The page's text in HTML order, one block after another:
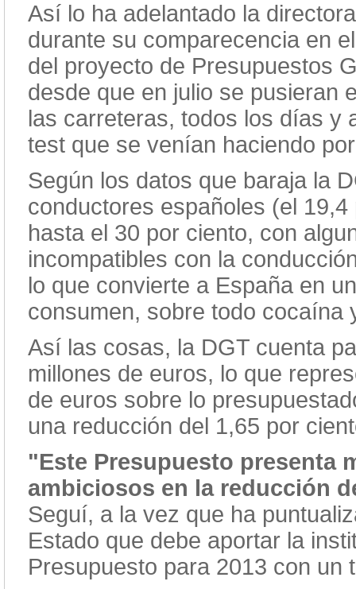
Así lo ha adelantado la
durante su comparecencia en
del proyecto de Presupuestos
desde que en julio se pusieran
las carreteras, todos los días y
test que se venían haciendo
Según los datos que baraja la
conductores españoles (el
hasta el 30 por ciento, con
incompatibles con la
lo que convierte a España en
consumen, sobre todo
Así las cosas, la DGT cuenta
millones de euros, lo que
de euros sobre lo
una reducción del 1,65 por
"Este Presupuesto presenta
ambiciosos en la reducción
Seguí, a la vez que ha
Estado que debe aportar la
Presupuesto para 2013 con un